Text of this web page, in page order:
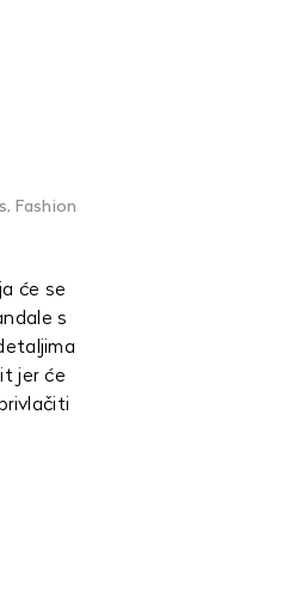
Fashion
će se
s
jer će